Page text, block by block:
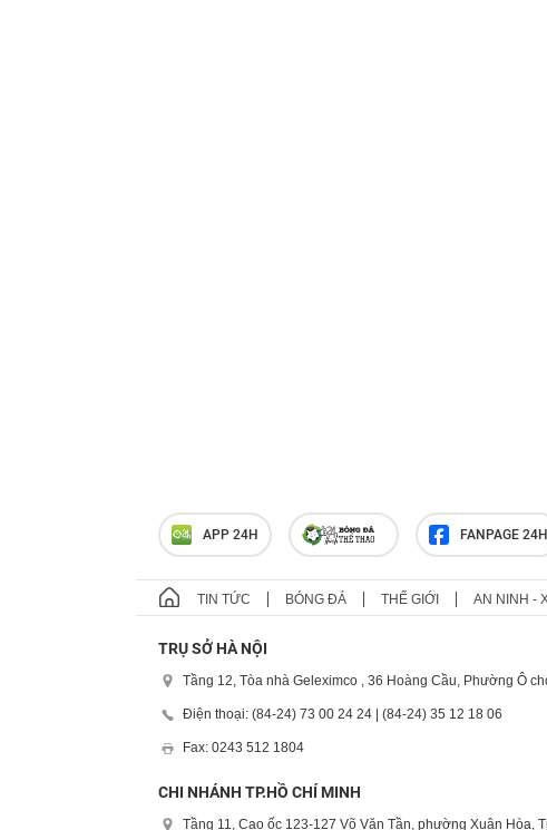
APP 24H FANPAGE 24H
TIN TỨC BÓNG ĐÁ THẾ GIỚI AN NINH -
TRỤ SỞ HÀ NỘI
Tầng 12, Tòa nhà Geleximco , 36 Hoàng Cầu, Phường Ô
Điện thoại: (84-24) 73 00 24 24 | (84-24) 35 12 18 06
Fax: 0243 512 1804
CHI NHÁNH TP.HỒ CHÍ MINH
Tầng 11, Cao ốc 123-127 Võ Văn Tần, phường Xuân Hòa,